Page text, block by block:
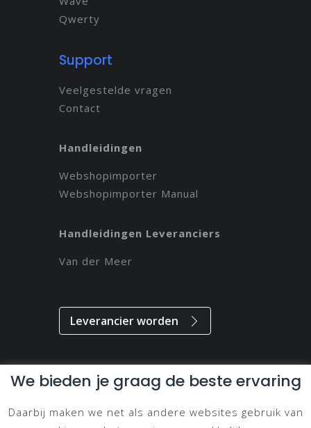
Qwerty
Support
Veelgestelde vragen
Contact
Handleidingen
Webshopimporter
Webshopimporter Manual
Handleidingen Leveranciers
Van der Meer
Leverancier worden
Alle rechten voorbehouden // 2021 // Magdeveloper
Privacy & Disclaimer
We bieden je graag de beste ervaring
Daarbij maken we net als andere websites gebruik van